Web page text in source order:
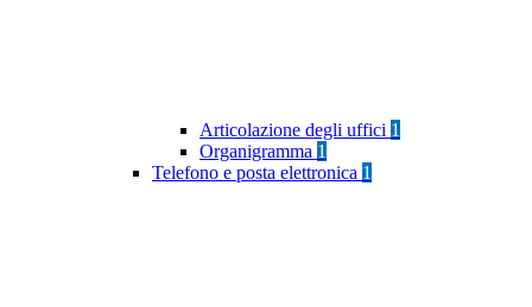
Articolazione degli uffici 1
Organigramma 1
Telefono e posta elettronica 1